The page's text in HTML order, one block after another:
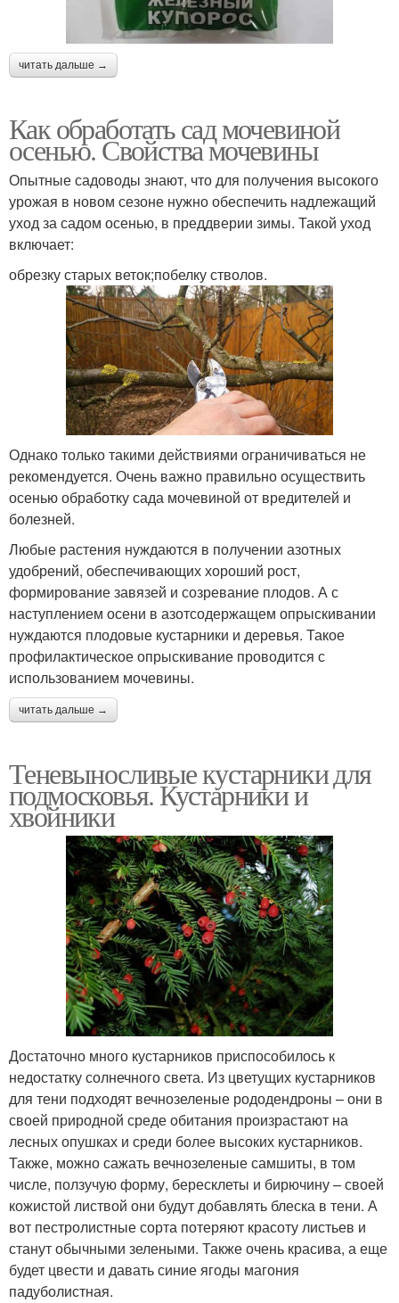
читать дальше →
Как обработать сад мочевиной
осенью. Свойства мочевины
Опытные садоводы знают, что для получения высокого
урожая в новом сезоне нужно обеспечить надлежащий
уход за садом осенью, в преддверии зимы. Такой уход
включает:
обрезку старых веток;побелку стволов.
Однако только такими действиями ограничиваться не
рекомендуется. Очень важно правильно осуществить
осенью обработку сада мочевиной от вредителей и
болезней.
Любые растения нуждаются в получении азотных
удобрений, обеспечивающих хороший рост,
формирование завязей и созревание плодов. А с
наступлением осени в азотсодержащем опрыскивании
нуждаются плодовые кустарники и деревья. Такое
профилактическое опрыскивание проводится с
использованием мочевины.
читать дальше →
Теневыносливые кустарники для
подмосковья. Кустарники и
хвойники
Достаточно много кустарников приспособилось к
недостатку солнечного света. Из цветущих кустарников
для тени подходят вечнозеленые рододендроны – они в
своей природной среде обитания произрастают на
лесных опушках и среди более высоких кустарников.
Также, можно сажать вечнозеленые самшиты, в том
числе, ползучую форму, бересклеты и бирючину – своей
кожистой листвой они будут добавлять блеска в тени. А
вот пестролистные сорта потеряют красоту листьев и
станут обычными зелеными. Также очень красива, а еще
будет цвести и давать синие ягоды магония
падуболистная.